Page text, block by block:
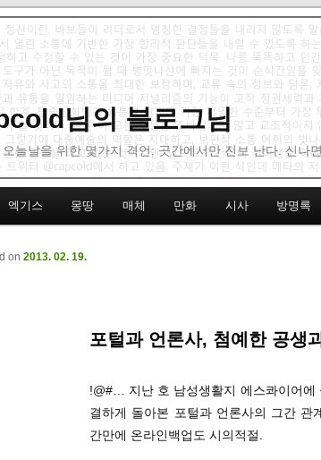
님의 블로그님
늘날을 위한 몇가지 격언: 곳간에서만 진보 난다. 신나
content
content
엑기스 몽땅 매체 만화 시사 방명록
포털과 언론사, 첨예한 공생
on 2013. 02. 19.
!@#… 지난 호 남성생활지 에스콰이어에
결하게 돌아본 포털과 언론사의 그간 관
간만에 온라인백업도 시의적절.